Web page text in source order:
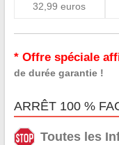
32,99 euros
* Offre spéciale
de durée garantie !
ARRÊT 100 %
Toutes les